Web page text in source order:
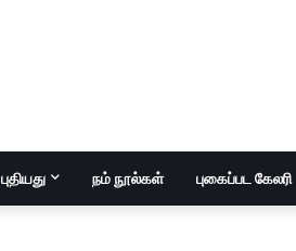
புதியது நம் நூல்கள் புகைப்பட கேலரி